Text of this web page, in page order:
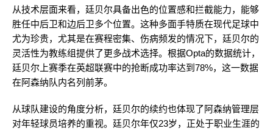
从技术层面来看，廷贝尔具备出色的位置感和拦截能力，能够
胜任中后卫和边后卫多个位置。这种多面手特质在现代足球中
尤为珍贵，尤其是在赛程密集、伤病频发的情况下，廷贝尔的
灵活性为教练组提供了更多战术选择。根据Opta的数据统计，
廷贝尔上赛季在英超联赛中的抢断成功率达到78%，这一数据
在阿森纳队内名列前茅。
从球队建设的角度分析，廷贝尔的续约也体现了阿森纳管理层
对年轻球员培养的重视。廷贝尔年仅23岁，正处于职业生涯的